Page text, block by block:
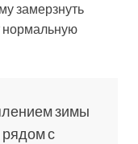
замерзнуть
нормальную
зимы
рядом с